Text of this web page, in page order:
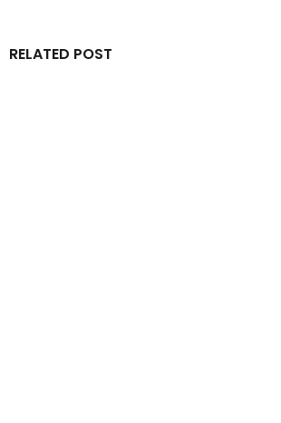
RELATED POST